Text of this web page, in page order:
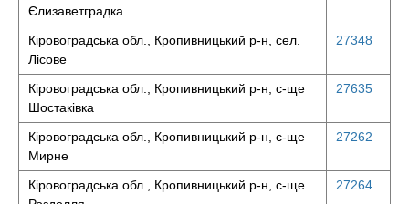
Єлизаветградка
Кіровоградська обл., Кропивницький р-н, сел.
Лісове
27348
Кіровоградська обл., Кропивницький р-н, с-ще
Шостаківка
27635
Кіровоградська обл., Кропивницький р-н, с-ще
Мирне
27262
Кіровоградська обл., Кропивницький р-н, с-ще
27264